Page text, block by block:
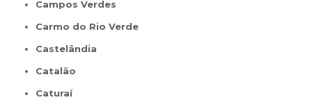
Campos Verdes
Carmo do Rio Verde
Castelândia
Catalão
Caturaí